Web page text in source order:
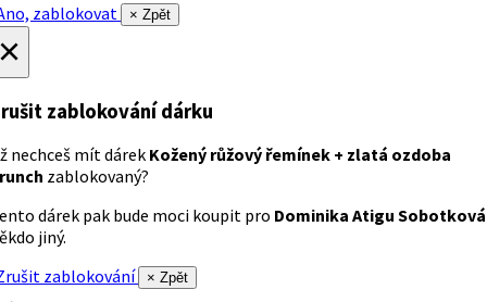
zablokovat
× Zpět
zablokování dárku
nechceš mít dárek Kožený růžový řemínek + zlatá ozdoba
zablokovaný?
dárek pak bude moci koupit pro Dominika Atigu Sobotková
jiný.
zablokování
× Zpět